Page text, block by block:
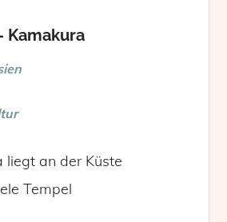
Kamakura
liegt an der Küste
Tempel